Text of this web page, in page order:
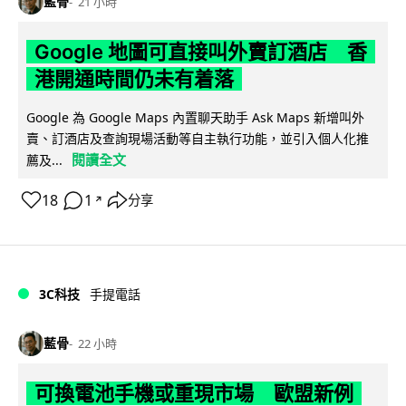
Google 地圖可直接叫外賣訂酒店 香
港開通時間仍未有着落
Google 為 Google Maps 內置聊天助手 Ask Maps 新增叫外
賣、訂酒店及查詢現場活動等自主執行功能，並引入個人化推
薦及...
閱讀全文
18 1 ↗ 分享
3C科技 手提電話
藍骨 22 小時
可換電池手機或重現市場 歐盟新例